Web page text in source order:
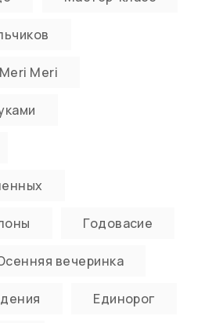
Meri
Годовасие
вечеринка
Единорог